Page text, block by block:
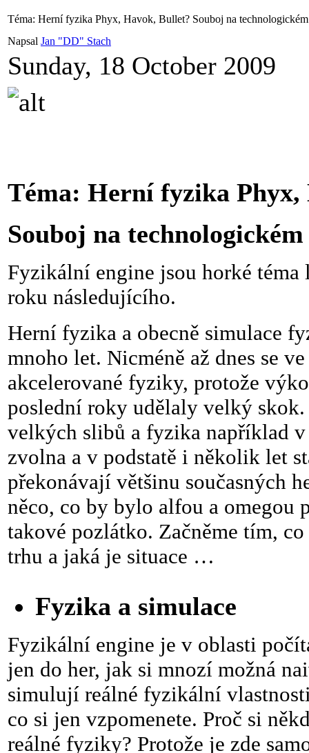
Téma: Herní fyzika Phyx, Havok, Bullet? Souboj na
Napsal Jan "DD" Stach
Sunday, 18 October 2009
Téma: Herní fyzika Phyx,
Souboj na
Fyzikální engine jsou horké téma
roku následujícího.
Herní fyzika a obecně simulace
mnoho let. Nicméně až dnes se
akcelerované fyziky, protože
poslední roky udělaly velký
velkých slibů a fyzika například
zvolna a v podstatě i několik let
překonávají většinu současných
něco, co by bylo alfou a
takové pozlátko. Začněme tím,
trhu a jaká je situace …
Fyzika a simulace
Fyzikální engine je v oblasti
jen do her, jak si mnozí možná
simulují reálné fyzikální
co si jen vzpomenete. Proč si
reálné fyziky? Protože je zde